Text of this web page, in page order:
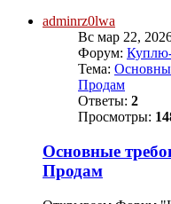
adminrz0lwa
Вс мар 22,
Форум:
Тема:
Продам
Ответы: 2
Просмотры:
Основные
Продам